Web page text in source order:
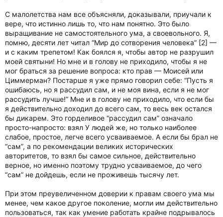
С малолетства нам все объясняли, доказывали, приучали к
вере, что истинно лишь то, что нам понятно. Это было
выращивание не самостоятельного ума, а своевольного. Я,
помню, десяти лет читал “Мир до сотворения человека” [2] —
и с каким трепетом! Как боялся я, чтобы автор не разрушил
моей святыни! Но мне и в голову не приходило, чтобы я не
мог браться за решение вопроса: кто прав — Моисей или
Циммерман? Постарше я уже прямо говорил себе: “Пусть я
ошибаюсь, но я рассудил сам, и не моя вина, если я не мог
рассудить лучше!” Мне и в голову не приходило, что если бы
я действительно доходил до всего сам, то весь век остался
бы дикарем. Это горделивое “рассудил сам” означало
просто-напросто: взял У людей же, но только наиболее
слабое, простое, легче всего усваиваемое. А если бы брал не
“сам”, а по рекомендации великих исторических
авторитетов, то взял бы самое сильное, действительно
верное, но именно поэтому трудно усваиваемое, до чего
“сам” не дойдешь, если не проживешь тысячу лет.
При этом преувеличенном доверии к правам своего ума мы
менее, чем какое другое поколение, могли им действительно
пользоваться, так как умение работать крайне подрывалось